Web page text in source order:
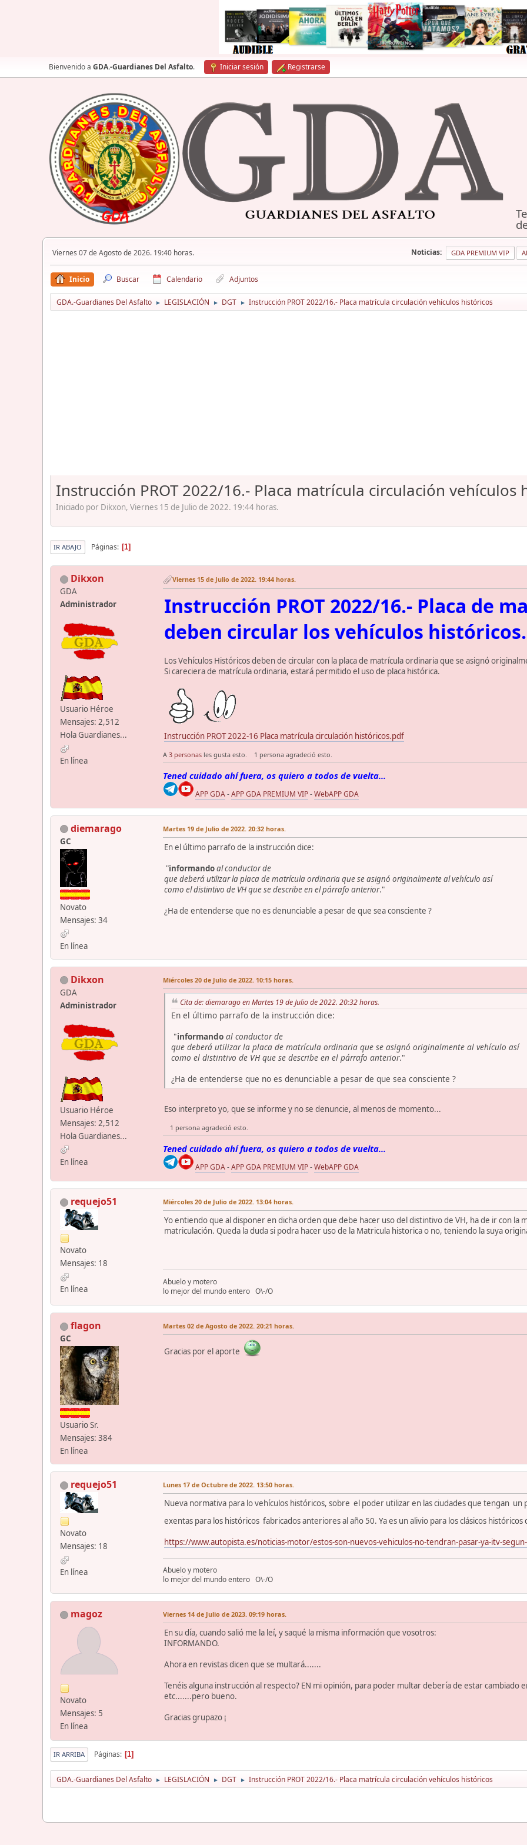
Bienvenido a GDA.-Guardianes Del Asfalto. Iniciar sesión Registrarse
Viernes 07 de Agosto de 2026. 19:40 horas. Noticias: GDA PREMIUM VIP
Inicio Buscar Calendario Adjuntos
GDA.-Guardianes Del Asfalto ► LEGISLACIÓN ► DGT ► Instrucción PROT 2022/16.- Placa matrícula circulación vehículos históricos
Instrucción PROT 2022/16.- Placa matrícula circulación vehículos
Iniciado por Dikxon, Viernes 15 de Julio de 2022. 19:44 horas.
IR ABAJO Páginas 1
Dikxon
GDA
Administrador
Usuario Héroe
Mensajes: 2,512
Hola Guardianes...
En línea
Viernes 15 de Julio de 2022. 19:44 horas.
Instrucción PROT 2022/16.- Placa de
deben circular los vehículos históricos.
Los Vehículos Históricos deben de circular con la placa de matrícula ordinaria que se asignó
Si careciera de matrícula ordinaria, estará permitido el uso de placa histórica.
Instrucción PROT 2022-16 Placa matrícula circulación históricos.pdf
A 3 personas les gusta esto. 1 persona agradeció esto.
Tened cuidado ahí fuera, os quiero a todos de vuelta...
APP GDA-APP GDA PREMIUM VIP-WebAPP GDA
diemarago
GC
Novato
Mensajes: 34
En línea
Martes 19 de Julio de 2022. 20:32 horas.
En el último parrafo de la instrucción dice:
"informandoal conductor de
que deberá utilizar la placa de matrícula ordinaria que se asignó originalmente al vehículo así
como el distintivo de VH que se describe en el párrafo anterior."
¿Ha de entenderse que no es denunciable a pesar de que sea consciente ?
Dikxon
GDA
Administrador
Usuario Héroe
Mensajes: 2,512
Hola Guardianes...
En línea
Miércoles 20 de Julio de 2022. 10:15 horas.
Cita de: diemarago en Martes 19 de Julio de 2022. 20:32 horas.
En el último parrafo de la instrucción dice:
"informando al conductor de
que deberá utilizar la placa de matrícula ordinaria que se asignó originalmente al vehículo así
como el distintivo de VH que se describe en el párrafo anterior."
¿Ha de entenderse que no es denunciable a pesar de que sea consciente ?
Eso interpreto yo, que se informe y no se denuncie, al menos de momento...
1 persona agradeció esto.
Tened cuidado ahí fuera, os quiero a todos de vuelta...
APP GDA-APP GDA PREMIUM VIP-WebAPP GDA
requejo51
Novato
Mensajes: 18
En línea
Miércoles 20 de Julio de 2022. 13:04 horas.
Yo entiendo que al disponer en dicha orden que debe hacer uso del distintivo de VH, ha de ir con la
matriculación. Queda la duda si podra hacer uso de la Matricula historica o no, teniendo la suya
Abuelo y motero
lo mejor del mundo entero O\-/O
flagon
GC
Usuario Sr.
Mensajes: 384
En línea
Martes 02 de Agosto de 2022. 20:21 horas.
Gracias por el aporte
requejo51
Novato
Mensajes: 18
En línea
Lunes 17 de Octubre de 2022. 13:50 horas.
Nueva normativa para lo vehículos históricos, sobre el poder utilizar en las ciudades que tengan un
exentas para los históricos fabricados anteriores al año 50. Ya es un alivio para los clásicos históricos
https://www.autopista.es/noticias-motor/estos-son-nuevos-vehiculos-no-tendran-pasar-ya-itv-
Abuelo y motero
lo mejor del mundo entero O\-/O
magoz
Novato
Mensajes: 5
En línea
Viernes 14 de Julio de 2023. 09:19 horas.
En su día, cuando salió me la leí, y saqué la misma información que vosotros:
INFORMANDO.
Ahora en revistas dicen que se multará.......
Tenéis alguna instrucción al respecto? EN mi opinión, para poder multar debería de estar cambiado
etc.......pero bueno.
Gracias grupazo ¡
IR ARRIBA Páginas 1
GDA.-Guardianes Del Asfalto ► LEGISLACIÓN ► DGT ► Instrucción PROT 2022/16.- Placa matrícula circulación vehículos históricos